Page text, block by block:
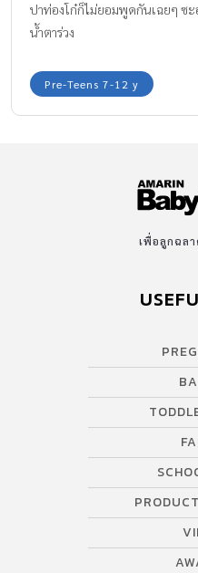
ปาท่องโก๋ก็ไม่ยอมพูดกันเฉยๆ ซ
น้ำตาร่วง
Pre-Teens 7-12 y
เพื่อลูกฉล